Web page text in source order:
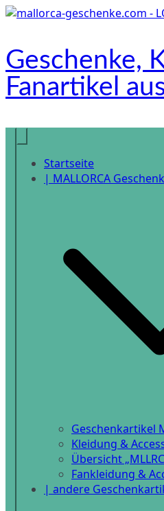
Zum
Geschenke,
Fanartikel
Onlineshop
Startseite
| MALLORCA
Geschenkartikel
Kleidung &
Übersicht
Fankleidung &
| andere